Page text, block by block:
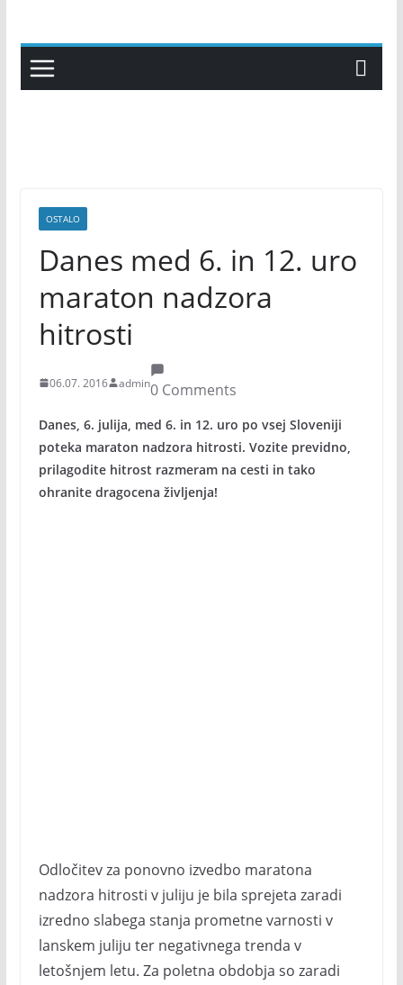
content
OSTALO
Danes med 6. in 12. uro
maraton nadzora
hitrosti
06.07. 2016 admin0 Comments
Danes, 6. julija, med 6. in 12. uro po vsej Sloveniji
poteka maraton nadzora hitrosti. Vozite previdno,
prilagodite hitrost razmeram na cesti in tako
ohranite dragocena življenja!
Odločitev za ponovno izvedbo maratona
nadzora hitrosti v juliju je bila sprejeta zaradi
izredno slabega stanja prometne varnosti v
lanskem juliju ter negativnega trenda v
letošnjem letu. Za poletna obdobja so zaradi